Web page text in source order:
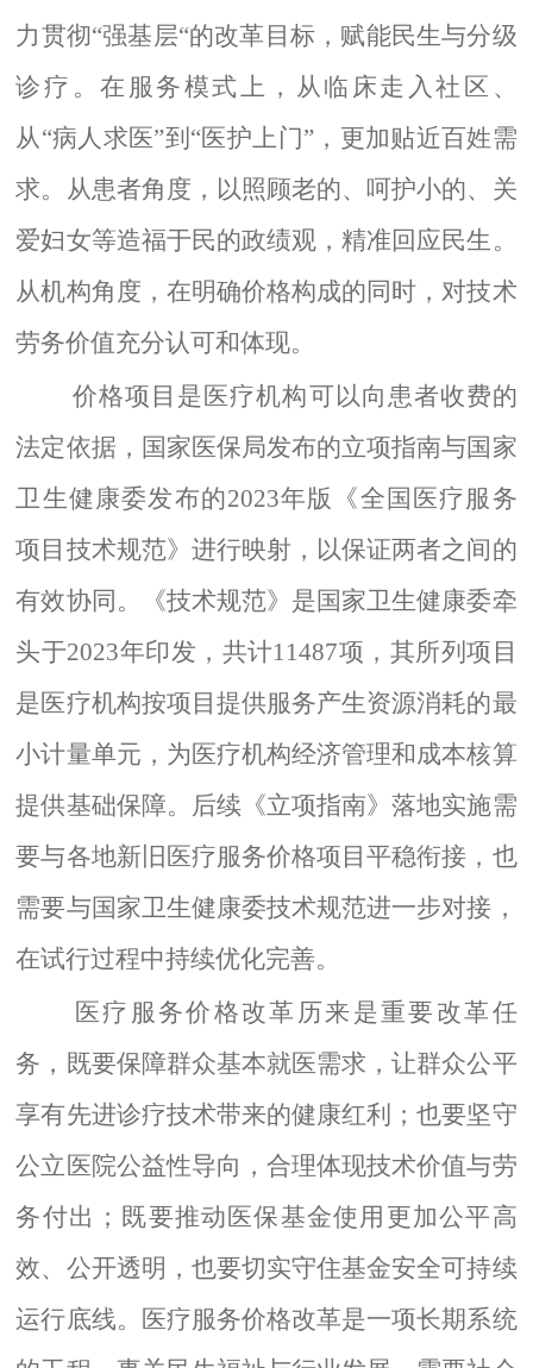
力贯彻“强基层“的改革目标，赋能民生与分级
诊疗。在服务模式上，从临床走入社区、
从“病人求医”到“医护上门”，更加贴近百姓需
求。从患者角度，以照顾老的、呵护小的、关
爱妇女等造福于民的政绩观，精准回应民生。
从机构角度，在明确价格构成的同时，对技术
劳务价值充分认可和体现。
价格项目是医疗机构可以向患者收费的
法定依据，国家医保局发布的立项指南与国家
卫生健康委发布的2023年版《全国医疗服务
项目技术规范》进行映射，以保证两者之间的
有效协同。《技术规范》是国家卫生健康委牵
头于2023年印发，共计11487项，其所列项目
是医疗机构按项目提供服务产生资源消耗的最
小计量单元，为医疗机构经济管理和成本核算
提供基础保障。后续《立项指南》落地实施需
要与各地新旧医疗服务价格项目平稳衔接，也
需要与国家卫生健康委技术规范进一步对接，
在试行过程中持续优化完善。
医疗服务价格改革 历来是重要改革任
务，既要保障群众基本就医需求，让群众公平
享有先进诊疗技术带来的健康红利；也要坚守
公立医院公益性导向，合理体现技术价值与劳
务付出；既要推动医保基金使用更加公平高
效、公开透明，也要切实守住基金安全可持续
运行底线。医疗服务价格改革是一项长期系统